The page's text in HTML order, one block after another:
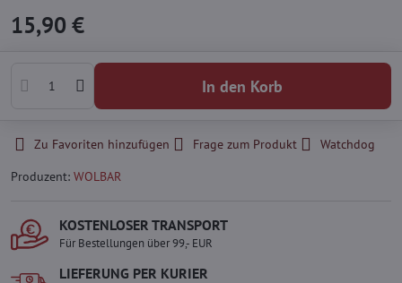
15,90 €
In den Korb
Zu Favoriten hinzufügen Frage zum Produkt
Watchdog
Produzent: WOLBAR
KOSTENLOSER TRANSPORT
Für Bestellungen über 99,- EUR
LIEFERUNG PER KURIER